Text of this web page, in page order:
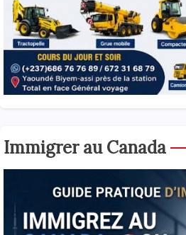
Immigrer au Canada